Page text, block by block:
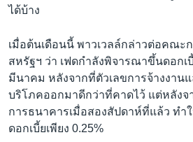
ได้บ้าง
เมื่อต้นเดือนนี้ พาวเวลล์กล่าวต่อคณะ
สหรัฐฯ ว่า เฟดกำลังพิจารณาขึ้นดอกเ
มีนาคม หลังจากที่ตัวเลขการจ้างงาน
บริโภคออกมาดีกว่าที่คาดไว้ แต่หลัง
การธนาคารเมื่อสองสัปดาห์ที่แล้ว ทำ
ดอกเบี้ยเพียง 0.25%